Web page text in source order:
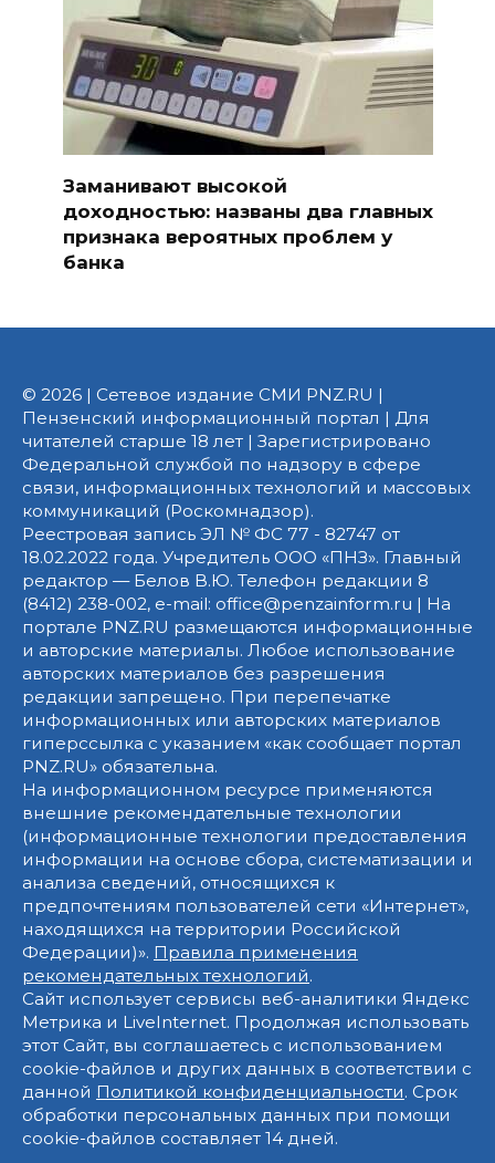
Заманивают высокой
доходностью: названы два главных
признака вероятных проблем у
банка
© 2026 | Сетевое издание СМИ PNZ.RU |
Пензенский информационный портал | Для
читателей старше 18 лет | Зарегистрировано
Федеральной службой по надзору в сфере
связи, информационных технологий и массовых
коммуникаций (Роскомнадзор).
Реестровая запись ЭЛ № ФС 77 - 82747 от
18.02.2022 года. Учредитель ООО «ПНЗ». Главный
редактор — Белов В.Ю. Телефон редакции 8
(8412) 238-002, e-mail: office@penzainform.ru | На
портале PNZ.RU размещаются информационные
и авторские материалы. Любое использование
авторских материалов без разрешения
редакции запрещено. При перепечатке
информационных или авторских материалов
гиперссылка с указанием «как сообщает портал
PNZ.RU» обязательна.
На информационном ресурсе применяются
внешние рекомендательные технологии
(информационные технологии предоставления
информации на основе сбора, систематизации и
анализа сведений, относящихся к
предпочтениям пользователей сети «Интернет»,
находящихся на территории Российской
Федерации)». Правила применения
рекомендательных технологий.
Сайт использует сервисы веб-аналитики Яндекс
Метрика и LiveInternet. Продолжая использовать
этот Сайт, вы соглашаетесь с использованием
cookie-файлов и других данных в соответствии с
данной Политикой конфиденциальности. Срок
обработки персональных данных при помощи
cookie-файлов составляет 14 дней.